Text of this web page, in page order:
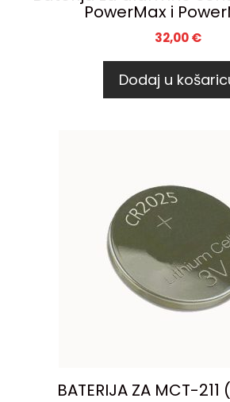
PowerMax i
32,00€
Dodaj u
BATERIJA ZA MCT-